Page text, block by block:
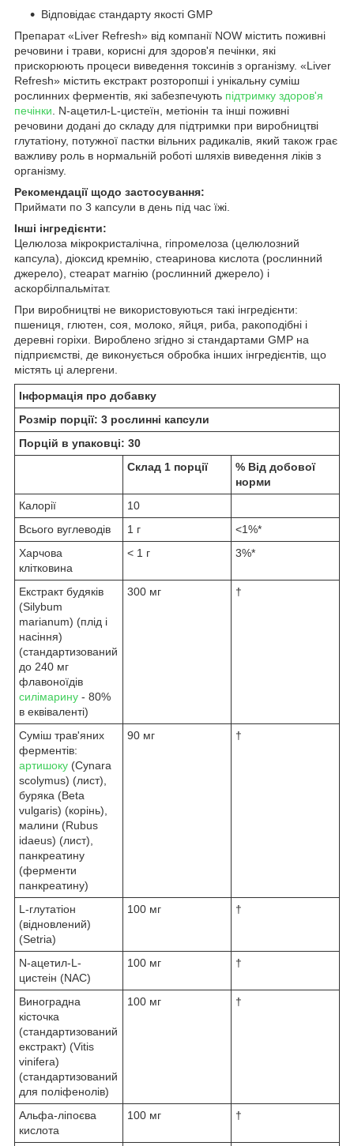
Відповідає стандарту якості GMP
Препарат «Liver Refresh» від компанії NOW містить поживні
речовини і трави, корисні для здоров'я печінки, які
прискорюють процеси виведення токсинів з організму. «Liver
Refresh» містить екстракт розторопші і унікальну суміш
рослинних ферментів, які забезпечують підтримку здоров'я
печінки . N-ацетил-L-цистеїн, метіонін та інші поживні
речовини додані до складу для підтримки при виробництві
глутатіону, потужної пастки вільних радикалів, який також грає
важливу роль в нормальній роботі шляхів виведення ліків з
організму.
Рекомендації щодо застосування:
Приймати по 3 капсули в день під час їжі.
Інші інгредієнти:
Целюлоза мікрокристалічна, гіпромелоза (целюлозний
капсула), діоксид кремнію, стеаринова кислота (рослинний
джерело), ​​стеарат магнію (рослинний джерело) і
аскорбілпальмітат.
При виробництві не використовуються такі інгредієнти:
пшениця, глютен, соя, молоко, яйця, риба, ракоподібні і
деревні горіхи. Вироблено згідно зі стандартами GMP на
підприємстві, де виконується обробка інших інгредієнтів, що
містять ці алергени.
Інформація про добавку
Розмір порції: 3 рослинні капсули
Порцій в упаковці: 30
Склад 1 порції
% Від добової
норми
Калорії
10
Всього вуглеводів
1 г
<1%*
Харчова
клітковина
< 1 г 3%*
Екстракт будяків
(Silybum
marianum) (плід і
насіння)
(стандартизований
до 240 мг
флавоноїдів
силімарину - 80%
в еквіваленті)
300 мг †
Суміш трав'яних
ферментів:
артишоку (Cynara
scolymus) (лист),
буряка (Beta
vulgaris) (корінь),
малини (Rubus
idaeus) (лист),
панкреатину
(ферменти
панкреатину)
90 мг †
L-глутатіон
(відновлений)
(Setria)
100 мг †
N-ацетил-L-
цистеін (NAC)
100 мг †
Виноградна
кісточка
(стандартизований
екстракт) (Vitis
vinifera)
(стандартизований
для поліфенолів)
100 мг †
Альфа-ліпоєва
кислота
100 мг †